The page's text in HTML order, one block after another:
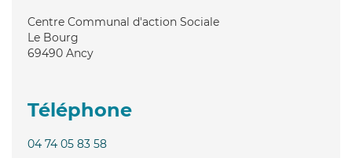
Centre Communal d'action Sociale
Le Bourg
69490 Ancy
Téléphone
04 74 05 83 58